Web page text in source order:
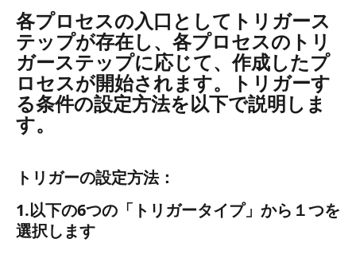
各プロセスの入口としてトリガース
テップが存在し、各プロセスのトリ
ガーステップに応じて、作成したプ
ロセスが開始されます。トリガーす
る条件の設定方法を以下で説明しま
す。
トリガーの設定方法：
1.以下の6つの「トリガータイプ」から１つを
選択します